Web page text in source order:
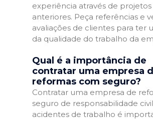
experiência através de projetos
anteriores. Peça referências e
avaliações de clientes para ter
da qualidade do trabalho da
Qual é a importância de
contratar uma empresa
reformas com seguro?
Contratar uma empresa de
seguro de responsabilidade
acidentes de trabalho é